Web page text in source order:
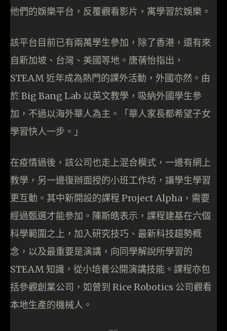
他們的娛樂平台，反覆觀看影片，寓學習於娛樂。
該平台目前已有兩萬學生參加，除了香港，還有來
自新加坡、台灣、美國等地。唐蒨怡指出，
STEAM 近年成為熱門的課外活動，外國亦然。由
於 Big Bang Lab 以英文教學，吸納外國學生參
加，不過以海外華人為主。「華人家長都希望子女
學習快人一步。」
在疫情過後，該公司也走上混合模式，一邊有網上
教學，另一邊復辦面授的小班工作坊，讓學生學習
更互動。其中新開設的課程 Project Alpha，需要
經過甄選才能參加。陳斯皓表示，課程建基在六個
科學範圍之上，加入研究技巧、最新科技趨勢概
念，以及最重要是演講，向同學解說所學習的
STEAM 知識，從小培養公開演講技能。課程亦包
括參觀創業公司，如曾到 Rice Robotics 公司觀看
本地生產的機械人。